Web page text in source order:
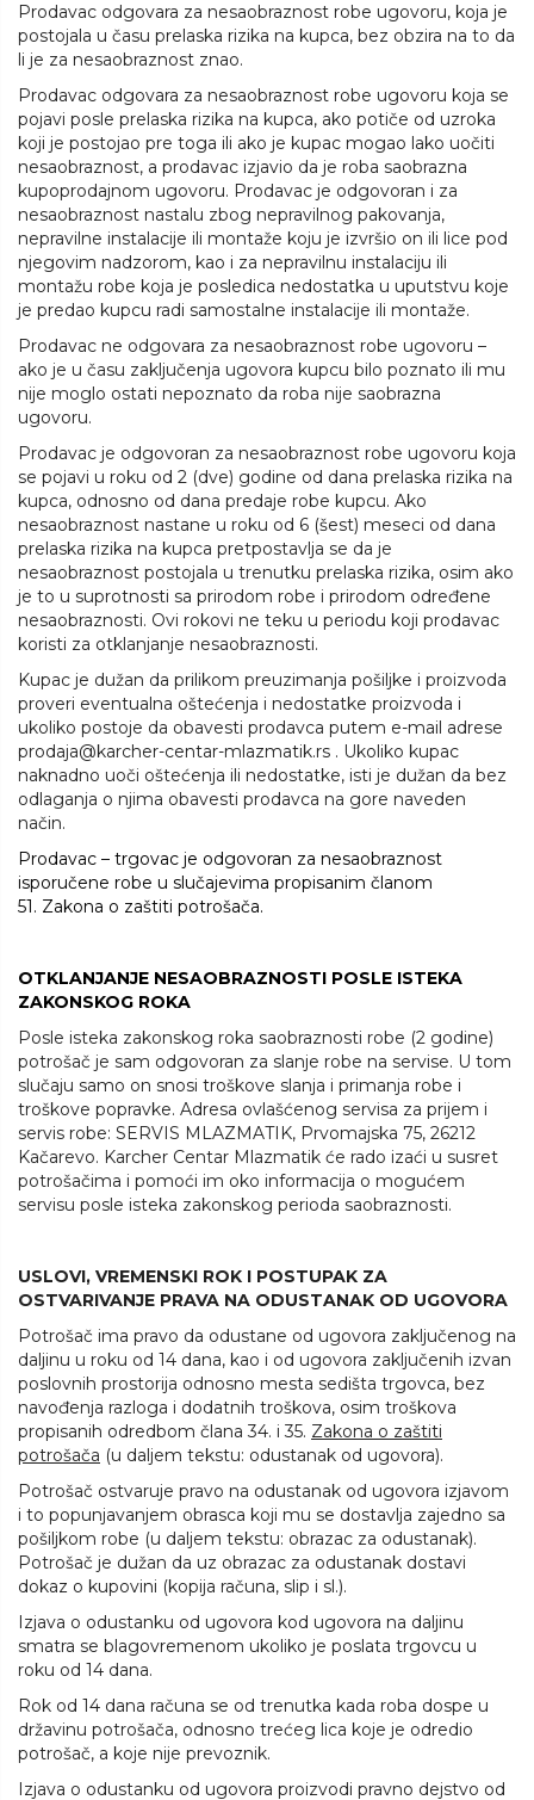
Prodavac odgovara za nesaobraznost robe ugovoru, koja je
postojala u času prelaska rizika na kupca, bez obzira na to da
li je za nesaobraznost znao.
Prodavac odgovara za nesaobraznost robe ugovoru koja se
pojavi posle prelaska rizika na kupca, ako potiče od uzroka
koji je postojao pre toga ili ako je kupac mogao lako uočiti
nesaobraznost, a prodavac izjavio da je roba saobrazna
kupoprodajnom ugovoru. Prodavac je odgovoran i za
nesaobraznost nastalu zbog nepravilnog pakovanja,
nepravilne instalacije ili montaže koju je izvršio on ili lice pod
njegovim nadzorom, kao i za nepravilnu instalaciju ili
montažu robe koja je posledica nedostatka u uputstvu koje
je predao kupcu radi samostalne instalacije ili montaže.
Prodavac ne odgovara za nesaobraznost robe ugovoru –
ako je u času zaključenja ugovora kupcu bilo poznato ili mu
nije moglo ostati nepoznato da roba nije saobrazna
ugovoru.
Prodavac je odgovoran za nesaobraznost robe ugovoru koja
se pojavi u roku od 2 (dve) godine od dana prelaska rizika na
kupca, odnosno od dana predaje robe kupcu. Ako
nesaobraznost nastane u roku od 6 (šest) meseci od dana
prelaska rizika na kupca pretpostavlja se da je
nesaobraznost postojala u trenutku prelaska rizika, osim ako
je to u suprotnosti sa prirodom robe i prirodom određene
nesaobraznosti. Ovi rokovi ne teku u periodu koji prodavac
koristi za otklanjanje nesaobraznosti.
Kupac je dužan da prilikom preuzimanja pošiljke i proizvoda
proveri eventualna oštećenja i nedostatke proizvoda i
ukoliko postoje da obavesti prodavca putem e-mail adrese
prodaja@karcher-centar-mlazmatik.rs . Ukoliko kupac
naknadno uoči oštećenja ili nedostatke, isti je dužan da bez
odlaganja o njima obavesti prodavca na gore naveden
način.
Prodavac – trgovac je odgovoran za nesaobraznost
isporučene robe u slučajevima propisanim članom
51. Zakona o zaštiti potrošača.
OTKLANJANJE NESAOBRAZNOSTI POSLE ISTEKA
ZAKONSKOG ROKA
Posle isteka zakonskog roka saobraznosti robe (2 godine)
potrošač je sam odgovoran za slanje robe na servise. U tom
slučaju samo on snosi troškove slanja i primanja robe i
troškove popravke. Adresa ovlašćenog servisa za prijem i
servis robe: SERVIS MLAZMATIK, Prvomajska 75, 26212
Kačarevo. Karcher Centar Mlazmatik će rado izaći u susret
potrošačima i pomoći im oko informacija o mogućem
servisu posle isteka zakonskog perioda saobraznosti.
USLOVI, VREMENSKI ROK I POSTUPAK ZA
OSTVARIVANJE PRAVA NA ODUSTANAK OD UGOVORA
Potrošač ima pravo da odustane od ugovora zaključenog na
daljinu u roku od 14 dana, kao i od ugovora zaključenih izvan
poslovnih prostorija odnosno mesta sedišta trgovca, bez
navođenja razloga i dodatnih troškova, osim troškova
propisanih odredbom člana 34. i 35. Zakona o zaštiti
potrošača (u daljem tekstu: odustanak od ugovora).
Potrošač ostvaruje pravo na odustanak od ugovora izjavom
i to popunjavanjem obrasca koji mu se dostavlja zajedno sa
pošiljkom robe (u daljem tekstu: obrazac za odustanak).
Potrošač je dužan da uz obrazac za odustanak dostavi
dokaz o kupovini (kopija računa, slip i sl.).
Izjava o odustanku od ugovora kod ugovora na daljinu
smatra se blagovremenom ukoliko je poslata trgovcu u
roku od 14 dana.
Rok od 14 dana računa se od trenutka kada roba dospe u
državinu potrošača, odnosno trećeg lica koje je odredio
potrošač, a koje nije prevoznik.
Izjava o odustanku od ugovora proizvodi pravno dejstvo od